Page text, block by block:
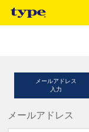
メールアドレス
入力
メールアドレス